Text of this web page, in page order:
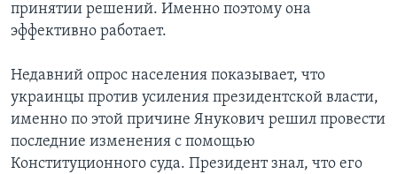
принятии решений. Именно поэтому она
эффективно работает.
Недавний опрос населения показывает, что
украинцы против усиления президентской власти,
именно по этой причине Янукович решил провести
последние изменения с помощью
Конституционного суда. Президент знал, что его